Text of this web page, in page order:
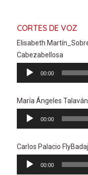
CORTES DE VOZ
Elisabeth
Cabezabellosa
Reproductor
00:00
María Ángeles
Reproductor
00:00
Carlos Palacio
Reproductor
00:00